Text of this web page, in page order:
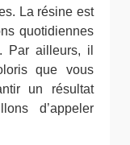
La résine est
quotidiennes
Par ailleurs, il
que vous
un résultat
d’appeler